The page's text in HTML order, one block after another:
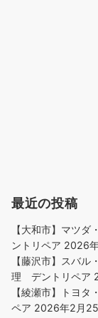
最近の投稿
【大和市】マツ
ントリペア 2026
【藤沢市】スバ
理 デントリペア
【綾瀬市】トヨ
ペア 2026年2月